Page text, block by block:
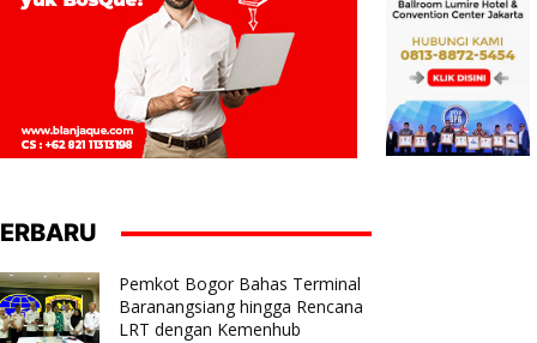
Pemkot Bogor Bahas Terminal
Baranangsiang hingga Rencana
LRT dengan Kemenhub